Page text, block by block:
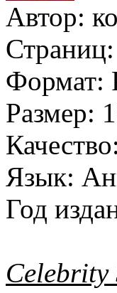
Автор:
Страниц:
Формат:
Размер:
Качество:
Язык:
Год
Celebrity